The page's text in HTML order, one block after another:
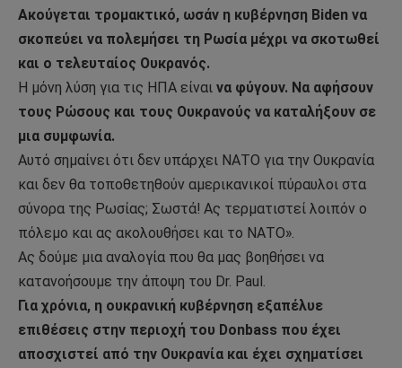
Ακούγεται τρομακτικό, ωσάν η κυβέρνηση Biden να
σκοπεύει να πολεμήσει τη Ρωσία μέχρι να σκοτωθεί
και ο τελευταίος Ουκρανός.
Η μόνη λύση για τις ΗΠΑ είναι να φύγουν. Να αφήσουν
τους Ρώσους και τους Ουκρανούς να καταλήξουν σε
μια συμφωνία.
Αυτό σημαίνει ότι δεν υπάρχει ΝΑΤΟ για την Ουκρανία
και δεν θα τοποθετηθούν αμερικανικοί πύραυλοι στα
σύνορα της Ρωσίας; Σωστά! Ας τερματιστεί λοιπόν ο
πόλεμο και ας ακολουθήσει και το ΝΑΤΟ».
Ας δούμε μια αναλογία που θα μας βοηθήσει να
κατανοήσουμε την άποψη του Dr. Paul.
Για χρόνια, η ουκρανική κυβέρνηση εξαπέλυε
επιθέσεις στην περιοχή του Donbass που έχει
αποσχιστεί από την Ουκρανία και έχει σχηματίσει